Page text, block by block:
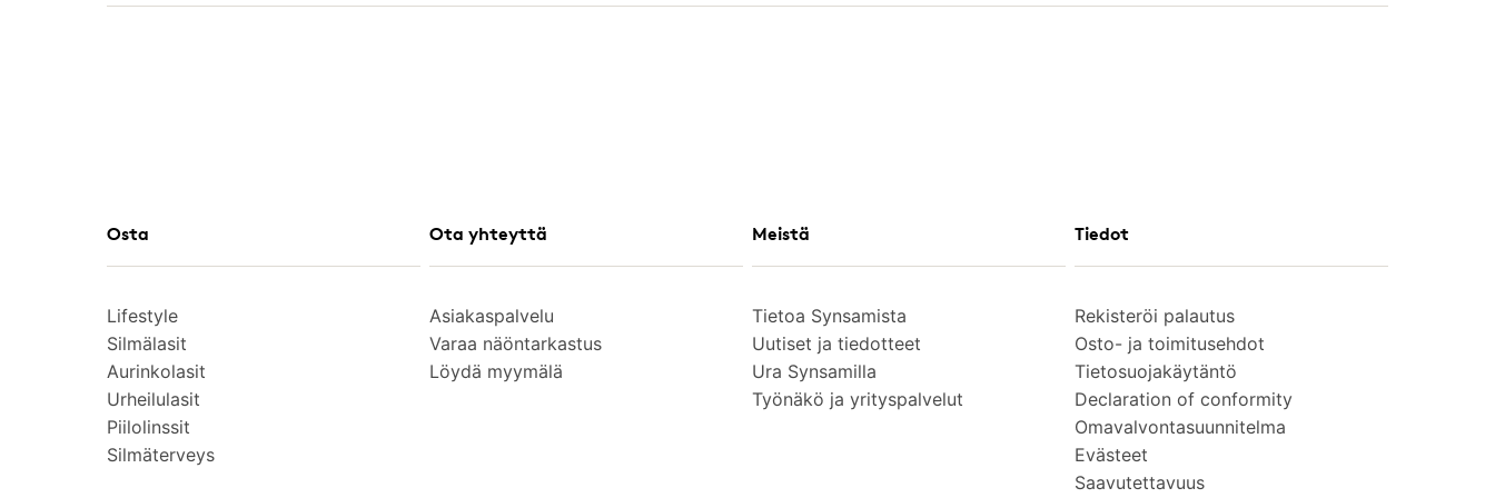
Osta
Lifestyle
Silmälasit
Aurinkolasit
Urheilulasit
Piilolinssit
Silmäterveys
Ota yhteyttä
Asiakaspalvelu
Varaa näöntarkastus
Löydä myymälä
Meistä
Tietoa Synsamista
Uutiset ja tiedotteet
Ura Synsamilla
Työnäkö ja yrityspalvelut
Tiedot
Rekisteröi palautus
Osto- ja toimitusehdot
Tietosuojakäytäntö
Declaration of conformity
Omavalvontasuunnitelma
Evästeet
Saavutettavuus